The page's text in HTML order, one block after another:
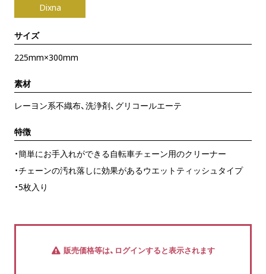
Dixna
サイズ
225mm×300mm
素材
レーヨン系不織布、洗浄剤、グリコールエーテ
特徴
・簡単にお手入れができる自転車チェーン用のクリーナー
・チェーンの汚れ落しに効果があるウエットティッシュタイプ
・5枚入り
販売価格等は、ログインすると表示されます